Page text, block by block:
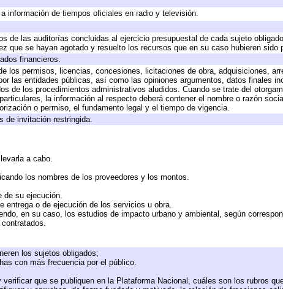
información de tiempos oficiales en radio y televisión.
de las auditorías concluidas al ejercicio presupuestal de cada sujeto
que se hayan agotado y resuelto los recursos que en su caso hubieren sido
financieros.
los permisos, licencias, concesiones, licitaciones de obra, adquisiciones,
las entidades públicas, así como las opiniones argumentos, datos finales
de los procedimientos administrativos aludidos. Cuando se trate del
la información al respecto deberá contener el nombre o razón
o permiso, el fundamento legal y el tiempo de vigencia.
de invitación restringida.
a cabo.
los nombres de los proveedores y los montos.
de su ejecución.
entrega o de ejecución de los servicios u obra.
en su caso, los estudios de impacto urbano y ambiental, según
los sujetos obligados;
con más frecuencia por el público.
que se publiquen en la Plataforma Nacional, cuáles son los rubros